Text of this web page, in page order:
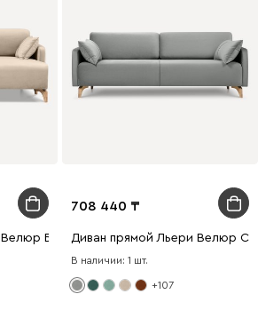
Велюр Бежевый
708 440
Диван прямой Льери Велюр
В наличии: 1 шт.
+107